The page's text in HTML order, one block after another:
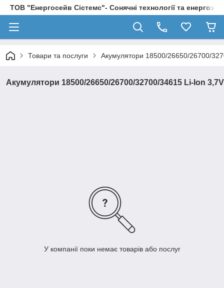
ТОВ "Енергосейв Сістемс"- Сонячні технології та
Товари та послуги Акумулятори 18500/26650/26700/
Акумулятори 18500/26650/26700/32700/34615 Li-Ion 3,7V
У компанії поки немає товарів або послуг